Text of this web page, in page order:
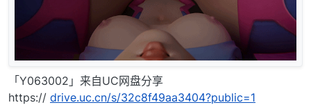
「Y063002」来自UC网盘分享
https:// drive.uc.cn/s/32c8f49aa3404?public=1